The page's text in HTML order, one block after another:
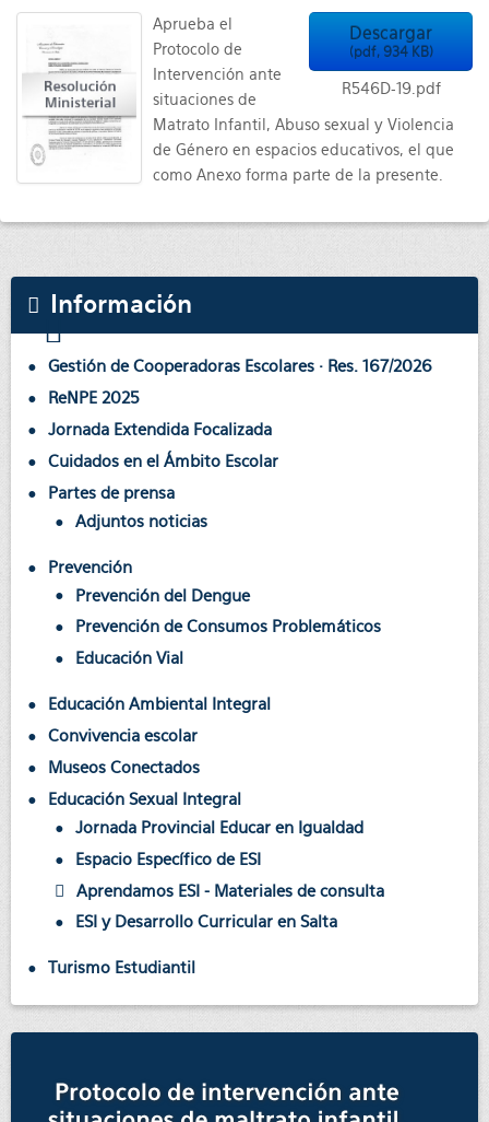
Descargar
(pdf, 934 KB)
R546D-19.pdf
Aprueba el
Protocolo de
Intervención ante
situaciones de
Matrato Infantil, Abuso sexual y Violencia
de Género en espacios educativos, el que
como Anexo forma parte de la presente.
Información
Gestión de Cooperadoras Escolares · Res. 167/2026
ReNPE 2025
Jornada Extendida Focalizada
Cuidados en el Ámbito Escolar
Partes de prensa
Adjuntos noticias
Prevención
Prevención del Dengue
Prevención de Consumos Problemáticos
Educación Vial
Educación Ambiental Integral
Convivencia escolar
Museos Conectados
Educación Sexual Integral
Jornada Provincial Educar en Igualdad
Espacio Específico de ESI
Aprendamos ESI - Materiales de consulta
ESI y Desarrollo Curricular en Salta
Turismo Estudiantil